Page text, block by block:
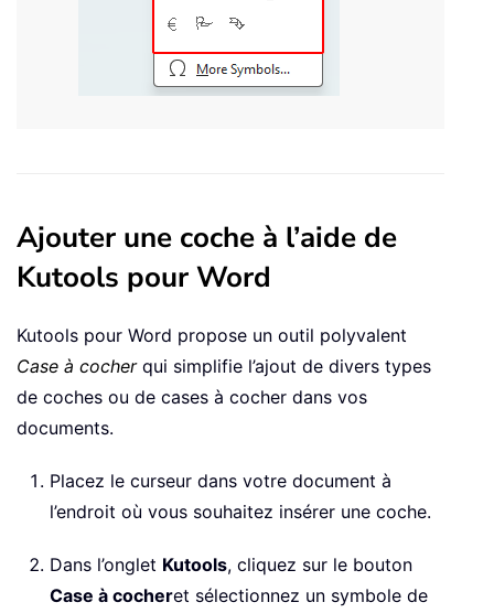
Ajouter une coche à l’aide de
Kutools pour Word
Kutools pour Word propose un outil polyvalent
Case à cocherqui simplifie l’ajout de divers types
de coches ou de cases à cocher dans vos
documents.
Placez le curseur dans votre document à
l’endroit où vous souhaitez insérer une coche.
Dans l’onglet Kutools, cliquez sur le bouton
Case à cocheret sélectionnez un symbole de